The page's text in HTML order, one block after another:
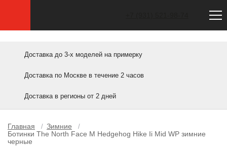
Доставка до 3-х моделей на примерку
Доставка по Москве в течение 2 часов
Доставка в регионы от 2 дней
Главная / Зимние /
Ботинки The North Face M Hedgehog Hike Ii Mid WP зимние
черные